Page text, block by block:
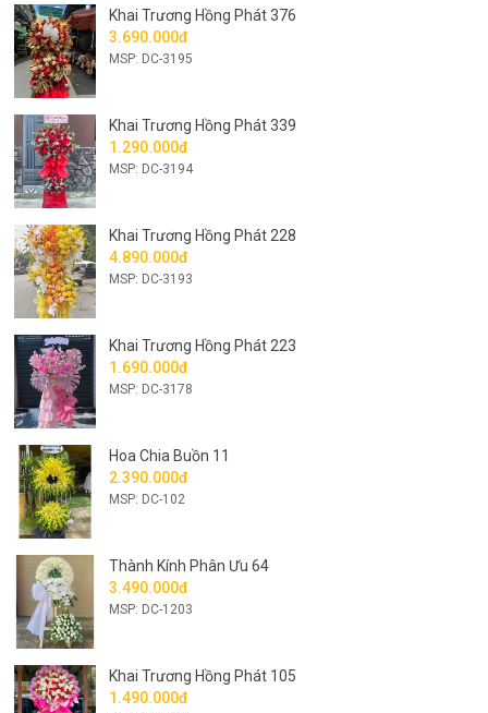
Khai Trương Hồng Phát 376
3.690.000đ
MSP: DC-3195
Khai Trương Hồng Phát 339
1.290.000đ
MSP: DC-3194
Khai Trương Hồng Phát 228
4.890.000đ
MSP: DC-3193
Khai Trương Hồng Phát 223
1.690.000đ
MSP: DC-3178
Hoa Chia Buồn 11
2.390.000đ
MSP: DC-102
Thành Kính Phân Ưu 64
3.490.000đ
MSP: DC-1203
Khai Trương Hồng Phát 105
1.490.000đ